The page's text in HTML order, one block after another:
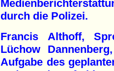
durch die Polizei.
Francis Althoff,
Lüchow
Aufgabe des